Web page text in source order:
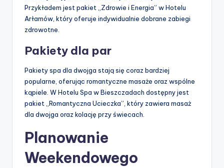
Przykładem jest pakiet „Zdrowie i Energia” w Hotelu
Arłamów, który oferuje indywidualnie dobrane zabiegi
zdrowotne.
Pakiety dla par
Pakiety spa dla dwojga stają się coraz bardziej
popularne, oferując romantyczne masaże oraz wspólne
kąpiele. W Hotelu Spa w Bieszczadach dostępny jest
pakiet „Romantyczna Ucieczka”, który zawiera masaż
dla dwojga oraz kolację przy świecach.
Planowanie
Weekendowego